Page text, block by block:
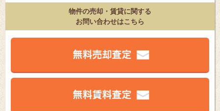
物件の売却・賃貸に関する
お問い合わせはこちら